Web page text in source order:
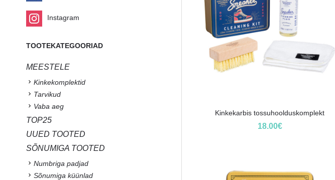
Kinkekarbis tossuhoolduskomplekt
18.00€
Instagram
TOOTEKATEGOORIAD
MEESTELE
Kinkekomplektid
Tarvikud
Vaba aeg
TOP25
UUED TOOTED
SÕNUMIGA TOOTED
Numbriga padjad
Sõnumiga küünlad